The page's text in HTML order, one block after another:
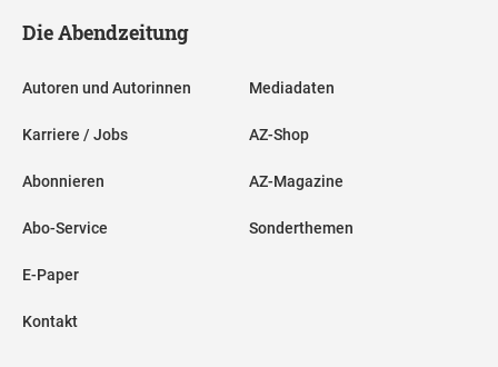
Die Abendzeitung
Autoren und Autorinnen
Karriere / Jobs
Abonnieren
Abo-Service
E-Paper
Kontakt
Mediadaten
AZ-Shop
AZ-Magazine
Sonderthemen